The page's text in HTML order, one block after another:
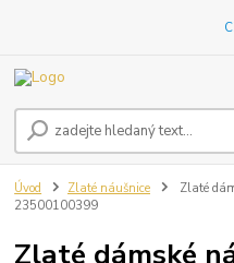
Úvod Zlaté náušnice
Zlaté
23500100399
Zlaté dámské